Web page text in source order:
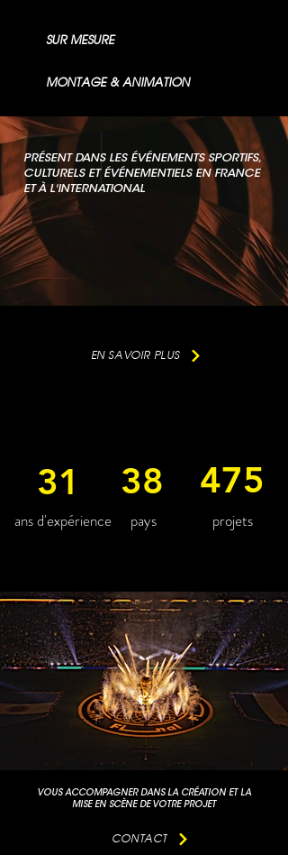
SUR MESURE
MONTAGE & ANIMATION
PRÉSENT DANS LES ÉVÉNEMENTS SPORTIFS,
CULTURELS ET ÉVÉNEMENTIELS EN FRANCE
ET À L'INTERNATIONAL
EN SAVOIR PLUS
31 475
38
ans d'expérience pays projets
VOUS ACCOMPAGNER DANS LA CRÉATION ET LA
MISE EN SCÈNE DE VOTRE PROJET
CONTACT